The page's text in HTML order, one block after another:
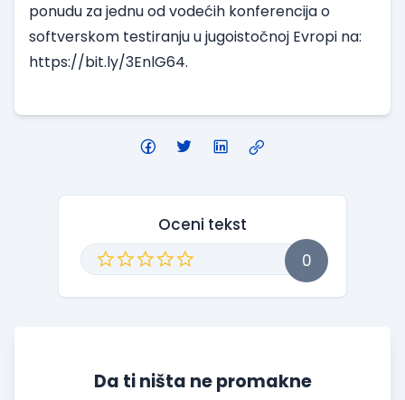
ponudu za jednu od vodećih konferencija o
softverskom testiranju u jugoistočnoj Evropi na:
https://bit.ly/3EnlG64.
Oceni tekst
0
Da ti ništa ne promakne